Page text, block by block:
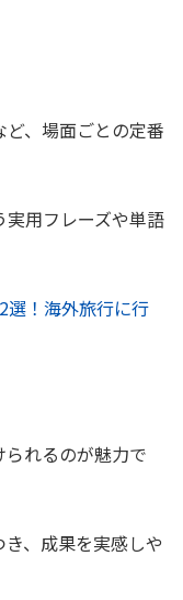
、場面ごとの定番
用フレーズや単語
選！海外旅行に行
れるのが魅力で
、成果を実感しや